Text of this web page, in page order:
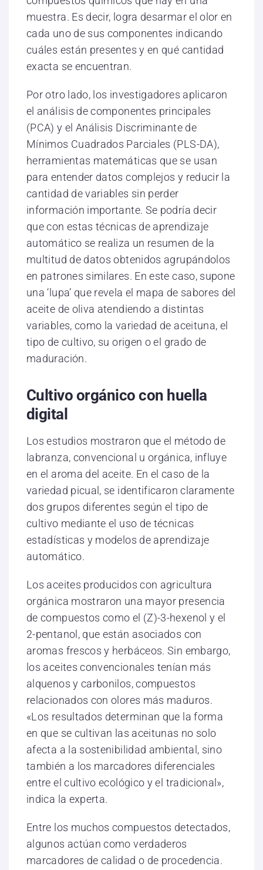
muestra. Es decir, logra desarmar el olor en
cada uno de sus componentes indicando
cuáles están presentes y en qué cantidad
exacta se encuentran.
Por otro lado, los investigadores aplicaron
el análisis de componentes principales
(PCA) y el Análisis Discriminante de
Mínimos Cuadrados Parciales (PLS-DA),
herramientas matemáticas que se usan
para entender datos complejos y reducir la
cantidad de variables sin perder
información importante. Se podría decir
que con estas técnicas de aprendizaje
automático se realiza un resumen de la
multitud de datos obtenidos agrupándolos
en patrones similares. En este caso, supone
una ‘lupa’ que revela el mapa de sabores del
aceite de oliva atendiendo a distintas
variables, como la variedad de aceituna, el
tipo de cultivo, su origen o el grado de
maduración.
Cultivo orgánico con huella
digital
Los estudios mostraron que el método de
labranza, convencional u orgánica, influye
en el aroma del aceite. En el caso de la
variedad picual, se identificaron claramente
dos grupos diferentes según el tipo de
cultivo mediante el uso de técnicas
estadísticas y modelos de aprendizaje
automático.
Los aceites producidos con agricultura
orgánica mostraron una mayor presencia
de compuestos como el (Z)-3-hexenol y el
2-pentanol, que están asociados con
aromas frescos y herbáceos. Sin embargo,
los aceites convencionales tenían más
alquenos y carbonilos, compuestos
relacionados con olores más maduros.
«Los resultados determinan que la forma
en que se cultivan las aceitunas no solo
afecta a la sostenibilidad ambiental, sino
también a los marcadores diferenciales
entre el cultivo ecológico y el tradicional»,
indica la experta.
Entre los muchos compuestos detectados,
algunos actúan como verdaderos
marcadores de calidad o de procedencia.